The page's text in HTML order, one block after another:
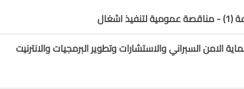
اشغال
الامن السبراني والاستشارات وتطوير البرمجيات والانترنيت